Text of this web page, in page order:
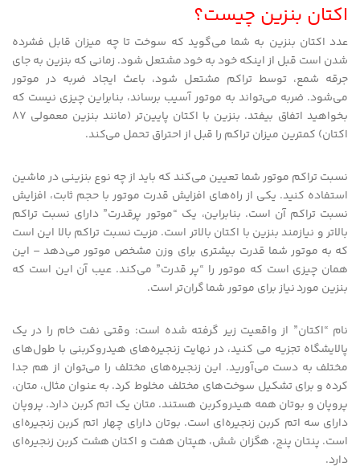
اکتان بنزین چیست؟
عدد اکتان بنزین به شما می‌گوید که سوخت تا چه میزان قابل فشرده
شدن است قبل از اینکه خود به خود مشتعل شود. زمانی که بنزین به جای
جرقه شمع، توسط تراکم مشتعل شود، باعث ایجاد ضربه در موتور
می‌شود. ضربه می‌تواند به موتور آسیب برساند، بنابراین چیزی نیست که
بخواهید اتفاق بیفتد. بنزین با اکتان پایین‌تر (مانند بنزین معمولی 87
اکتان) کمترین میزان تراکم را قبل از احتراق تحمل می‌کند.
نسبت تراکم موتور شما تعیین می‌کند که باید از چه نوع بنزینی در ماشین
استفاده کنید. یکی از راه‌های افزایش قدرت موتور با حجم ثابت، افزایش
نسبت تراکم آن است. بنابراین، یک “موتور پرقدرت” دارای نسبت تراکم
بالاتر و نیازمند بنزین با اکتان بالاتر است. مزیت نسبت تراکم بالا این است
که به موتور شما قدرت بیشتری برای وزن مشخص موتور می‌دهد – این
همان چیزی است که موتور را “پر قدرت” می‌کند. عیب آن این است که
بنزین مورد نیاز برای موتور شما گران‌تر است.
نام “اکتان” از واقعیت زیر گرفته شده است: وقتی نفت خام را در یک
پالایشگاه تجزیه می کنید، در نهایت زنجیره‌های هیدروکربنی با طول‌های
مختلف به دست می‌آورید. این زنجیره‌های مختلف را می‌توان از هم جدا
کرده و برای تشکیل سوخت‌های مختلف مخلوط کرد. به عنوان مثال، متان،
پروپان و بوتان همه هیدروکربن هستند. متان یک اتم کربن دارد. پروپان
دارای سه اتم کربن زنجیره‌ای است. بوتان دارای چهار اتم کربن زنجیره‌ای
است. پنتان پنج، هگزان شش، هپتان هفت و اکتان هشت کربن زنجیره‌ای
دارد.